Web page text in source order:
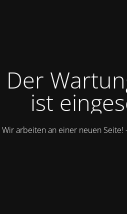
Der
ist
Wir arbeiten an einer neuen Seite!